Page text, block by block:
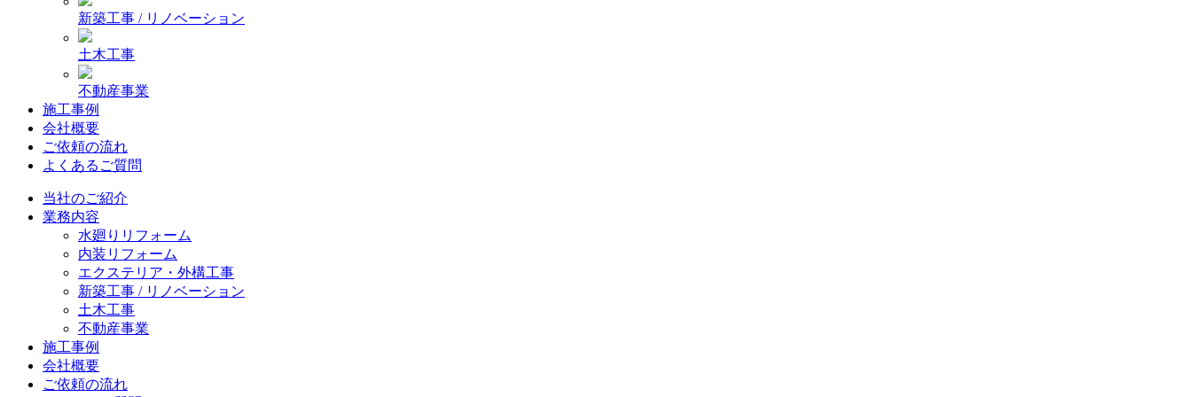
新築工事 / リノベーション
土木工事
不動産事業
施工事例
会社概要
ご依頼の流れ
よくあるご質問
当社のご紹介
業務内容
水廻りリフォーム
内装リフォーム
エクステリア・外構工事
新築工事 / リノベーション
土木工事
不動産事業
施工事例
会社概要
ご依頼の流れ